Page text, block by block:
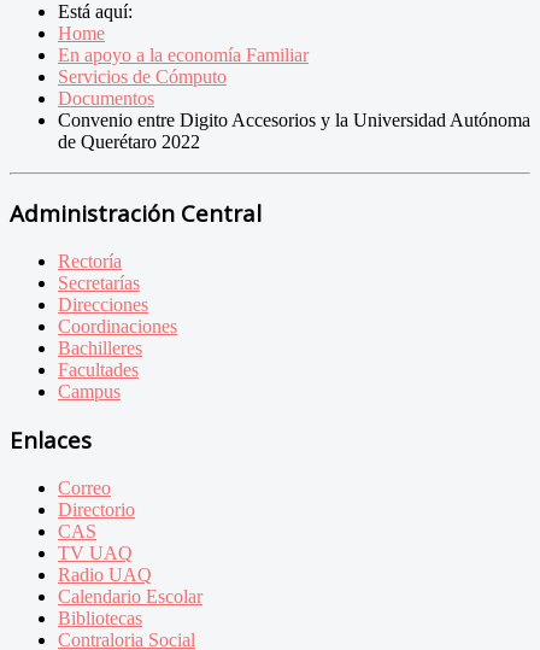
Está aquí:
Home
En apoyo a la economía Familiar
Servicios de Cómputo
Documentos
Convenio entre Digito Accesorios y la Universidad Autónoma
de Querétaro 2022
Administración Central
Rectoría
Secretarías
Direcciones
Coordinaciones
Bachilleres
Facultades
Campus
Enlaces
Correo
Directorio
CAS
TV UAQ
Radio UAQ
Calendario Escolar
Bibliotecas
Contraloria Social